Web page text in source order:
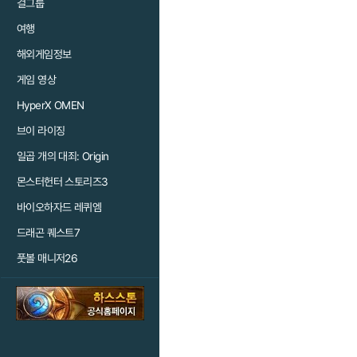
걸그룹
여행
해외게임정보
게임 영상
HyperX OMEN
브이 라이징
일곱 개의 대죄: Origin
몬스터헌터 스토리즈3
바이오하자드 레퀴엠
드래곤 퀘스트7
풋볼 매니저26